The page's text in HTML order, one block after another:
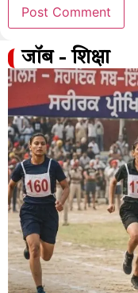
जॉब - शिक्षा